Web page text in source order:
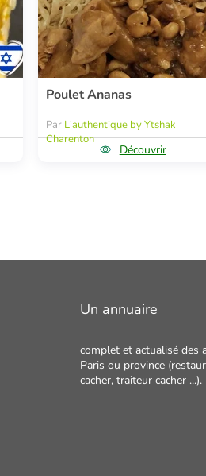
Poulet Ananas
Par L'authentique by Ytshak
Charenton
Découvrir
Un annuaire
complet et actualisé des
Paris ou province
cacher, traiteur cacher ...).